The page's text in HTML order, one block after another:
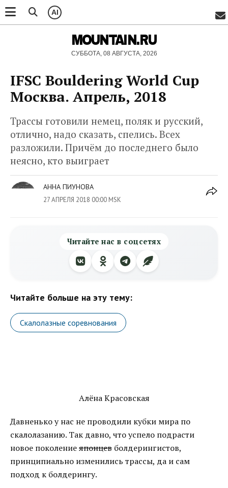
AI
MOUNTAIN.RU
СУББОТА, 08 АВГУСТА, 2026
IFSC Bouldering World Cup
Москва. Апрель, 2018
Трассы готовили немец, поляк и русский,
отлично, надо сказать, спелись. Всех
разложили. Причём до последнего было
неясно, кто выиграет
АННА ПИУНОВА
27 АПРЕЛЯ 2018 00:00 MSK
Читайте нас в соцсетях
Читайте больше на эту тему:
Скалолазные соревнования
Алёна Красовская
Давненько у нас не проводили кубки мира по
скалолазанию. Так давно, что успело подрасти
новое поколениеяпонцев болдерингистов,
принципиально изменились трассы, да и сам
подход к болдерингу.